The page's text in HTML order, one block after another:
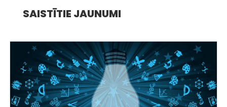
SAISTĪTIE JAUNUMI